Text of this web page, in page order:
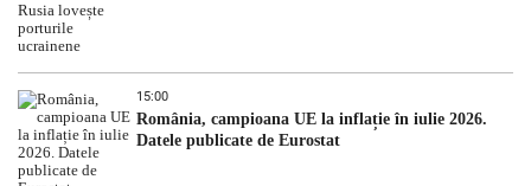
15:00
România, campioana UE la inflație în iulie 2026.
Datele publicate de Eurostat